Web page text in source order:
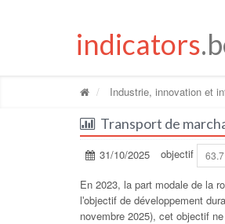
indicators
Industrie, innovation et
Transport de
31/10/2025 objectif 63.7
En 2023, la part modale de la
lʹobjectif de développement
novembre 2025), cet objectif